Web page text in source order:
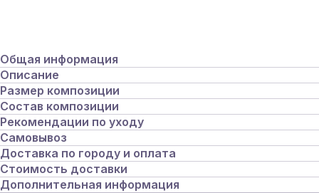
Общая информация
Описание
Размер композиции
Состав композиции
Рекомендации по уходу
Самовывоз
Доставка по городу и оплата
Стоимость доставки
Дополнительная информация